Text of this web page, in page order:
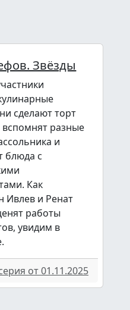
Звёзды
сделают торт
вспомнят разные
и
блюда с
Как
Ивлев и Ренат
работы
увидим в
от 01.11.2025